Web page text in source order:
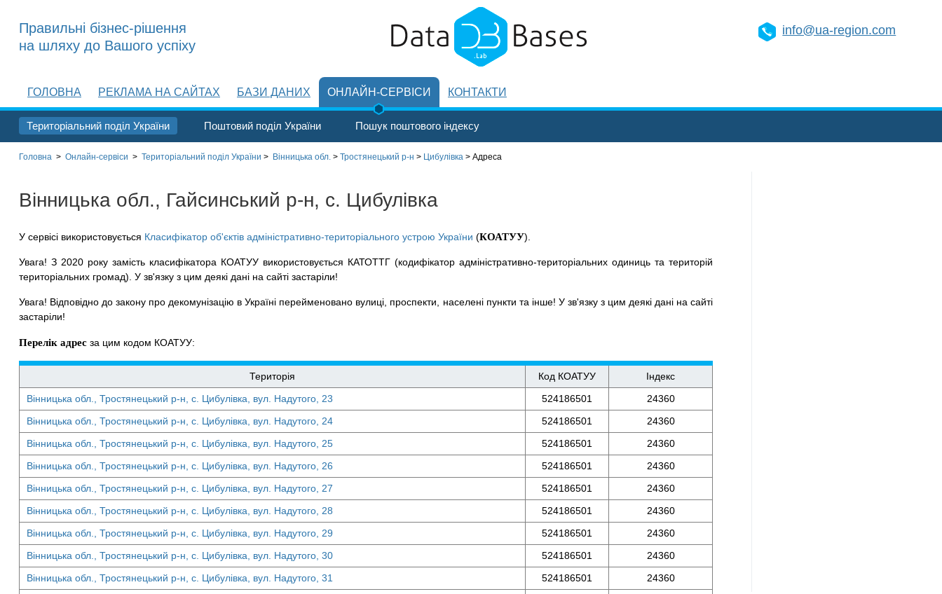
info@ua-region.com
Правильні бізнес-рішення
на шляху до Вашого успіху
ГОЛОВНА РЕКЛАМА НА САЙТАХ БАЗИ ДАНИХ ОНЛАЙН-СЕРВІСИ
Територіальний поділ України Поштовий поділ України Пошук поштового індексу
КОНТАКТИ
Головна > Онлайн-сервіси > Територіальний поділ України > Вінницька обл. > Тростянецький р-н > Цибулівка > Адреса
Вінницька обл., Гайсинський р-н, с. Цибулівка
У сервісі використовується Класифікатор об'єктів адміністративно-територіального устрою України (КОАТУУ).
Увага! З 2020 року замість класифікатора КОАТУУ використовується КАТОТТГ (кодифікатор адміністративно-територіальних одиниць та територій
територіальних громад). У зв'язку з цим деякі дані на сайті застаріли!
Увага! Відповідно до закону про декомунізацію в Україні перейменовано вулиці, проспекти, населені пункти та інше! У зв'язку з цим деякі дані на сайті
застаріли!
Перелік адрес за цим кодом КОАТУУ:
Територія Код КОАТУУ
Індекс
Вінницька обл., Тростянецький р-н, с. Цибулівка, вул. Надутого, 23
524186501
24360
Вінницька обл., Тростянецький р-н, с. Цибулівка, вул. Надутого, 24
524186501
24360
Вінницька обл., Тростянецький р-н, с. Цибулівка, вул. Надутого, 25
524186501
24360
Вінницька обл., Тростянецький р-н, с. Цибулівка, вул. Надутого, 26
524186501
24360
Вінницька обл., Тростянецький р-н, с. Цибулівка, вул. Надутого, 27
524186501
24360
Вінницька обл., Тростянецький р-н, с. Цибулівка, вул. Надутого, 28
524186501
24360
Вінницька обл., Тростянецький р-н, с. Цибулівка, вул. Надутого, 29
524186501
24360
Вінницька обл., Тростянецький р-н, с. Цибулівка, вул. Надутого, 30
524186501
24360
Вінницька обл., Тростянецький р-н, с. Цибулівка, вул. Надутого, 31
524186501
24360